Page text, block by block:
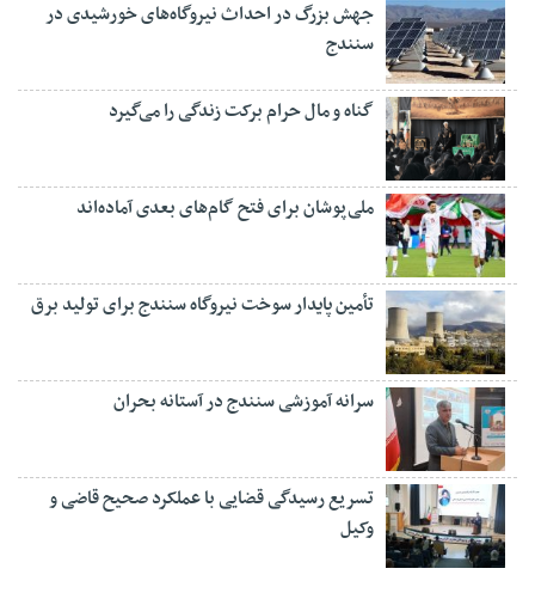
جهش بزرگ در احداث نیروگاه‌های خورشیدی در
سنندج
گناه و مال حرام برکت زندگی را می‌گیرد
ملی‌پوشان برای فتح گام‌های بعدی آماده‌اند
تأمین پایدار سوخت نیروگاه سنندج برای تولید برق
سرانه آموزشی سنندج در آستانه بحران
تسریع رسیدگی قضایی با عملکرد صحیح قاضی و
وکیل